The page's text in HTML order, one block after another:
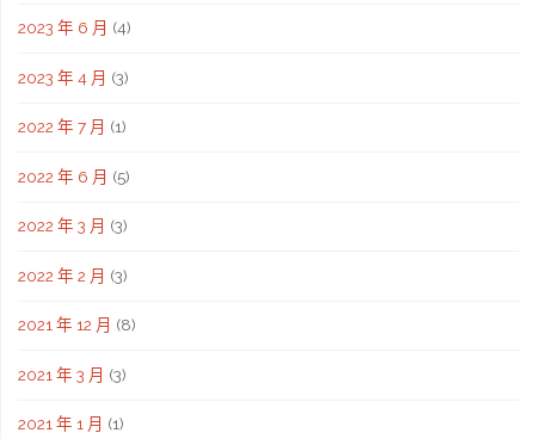
2023 年 6 月 (4)
2023 年 4 月 (3)
2022 年 7 月 (1)
2022 年 6 月 (5)
2022 年 3 月 (3)
2022 年 2 月 (3)
2021 年 12 月 (8)
2021 年 3 月 (3)
2021 年 1 月 (1)